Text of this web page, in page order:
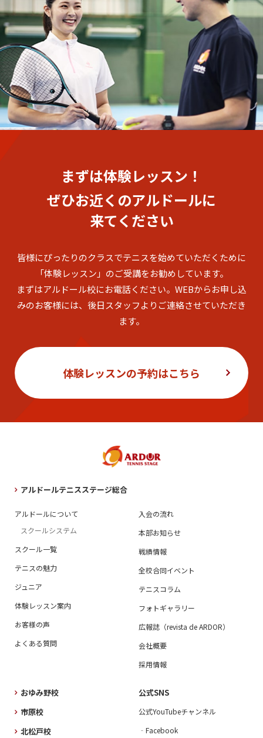
まずは体験レッスン！
ぜひお近くのアルドールに
来てください
皆様にぴったりのクラスでテニスを始めていただくために
「体験レッスン」のご受講をお勧めしています。
まずはアルドール校にお電話ください。 WEBからお申し込
みのお客様には、後日スタッフよりご連絡させていただき
ます。
体験レッスンの予約はこちら
アルドールテニスステージ総合
アルドールについて
スクールシステム
スクール一覧
テニスの魅力
ジュニア
体験レッスン案内
お客様の声
よくある質問
入会の流れ
本部お知らせ
戦績情報
全校合同イベント
テニスコラム
フォトギャラリー
広報誌（revista de ARDOR）
会社概要
採用情報
おゆみ野校
市原校
北松戸校
公式SNS
公式YouTubeチャンネル
‐Facebook